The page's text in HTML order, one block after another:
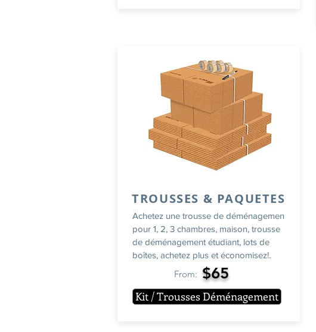
TROUSSES & PAQUETES
Achetez une trousse de déménagemen
pour 1, 2, 3 chambres, maison, trousse
de déménagement étudiant, lots de
boîtes, achetez plus et économisez!.
From: $65
Kit / Trousses Déménagement